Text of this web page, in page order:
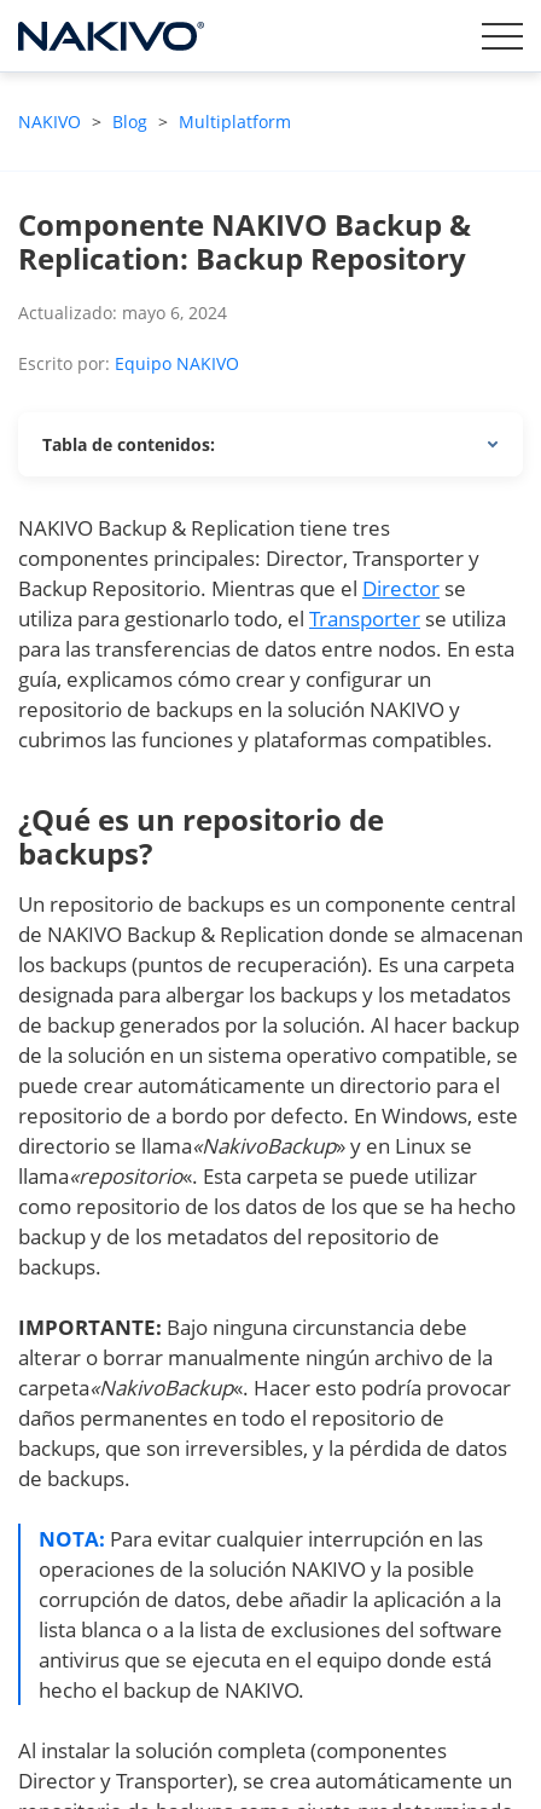
NAKIVO > Blog > Multiplatform
Componente NAKIVO Backup &
Replication: Backup Repository
Actualizado: mayo 6, 2024
Escrito por: Equipo NAKIVO
Tabla de contenidos:
NAKIVO Backup & Replication tiene tres
componentes principales: Director, Transporter y
Backup Repositorio. Mientras que el Director se
utiliza para gestionarlo todo, el Transporter se utiliza
para las transferencias de datos entre nodos. En esta
guía, explicamos cómo crear y configurar un
repositorio de backups en la solución NAKIVO y
cubrimos las funciones y plataformas compatibles.
¿Qué es un repositorio de
backups?
Un repositorio de backups es un componente central
de NAKIVO Backup & Replication donde se almacenan
los backups (puntos de recuperación). Es una carpeta
designada para albergar los backups y los metadatos
de backup generados por la solución. Al hacer backup
de la solución en un sistema operativo compatible, se
puede crear automáticamente un directorio para el
repositorio de a bordo por defecto. En Windows, este
directorio se llama«NakivoBackup» y en Linux se
llama«repositorio«. Esta carpeta se puede utilizar
como repositorio de los datos de los que se ha hecho
backup y de los metadatos del repositorio de
backups.
IMPORTANTE: Bajo ninguna circunstancia debe
alterar o borrar manualmente ningún archivo de la
carpeta«NakivoBackup«. Hacer esto podría provocar
daños permanentes en todo el repositorio de
backups, que son irreversibles, y la pérdida de datos
de backups.
NOTA: Para evitar cualquier interrupción en las
operaciones de la solución NAKIVO y la posible
corrupción de datos, debe añadir la aplicación a la
lista blanca o a la lista de exclusiones del software
antivirus que se ejecuta en el equipo donde está
hecho el backup de NAKIVO.
Al instalar la solución completa (componentes
Director y Transporter), se crea automáticamente un